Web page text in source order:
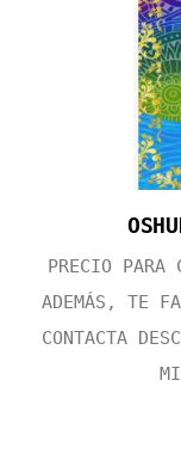
PRECIO PARA
ADEMÁS, TE
CONTACTA